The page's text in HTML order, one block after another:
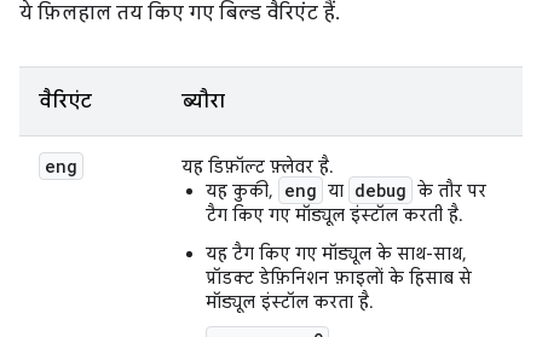
ये फ़िलहाल तय किए गए बिल्ड वैरिएंट हैं.
वैरिएंट ब्यौरा
eng
यह डिफ़ॉल्ट फ़्लेवर है.
यह कुकी,
eng या debug के तौर पर
टैग किए गए मॉड्यूल इंस्टॉल करती है.
यह टैग किए गए मॉड्यूल के साथ-साथ,
प्रॉडक्ट डेफ़िनिशन फ़ाइलों के हिसाब से
मॉड्यूल इंस्टॉल करता है.